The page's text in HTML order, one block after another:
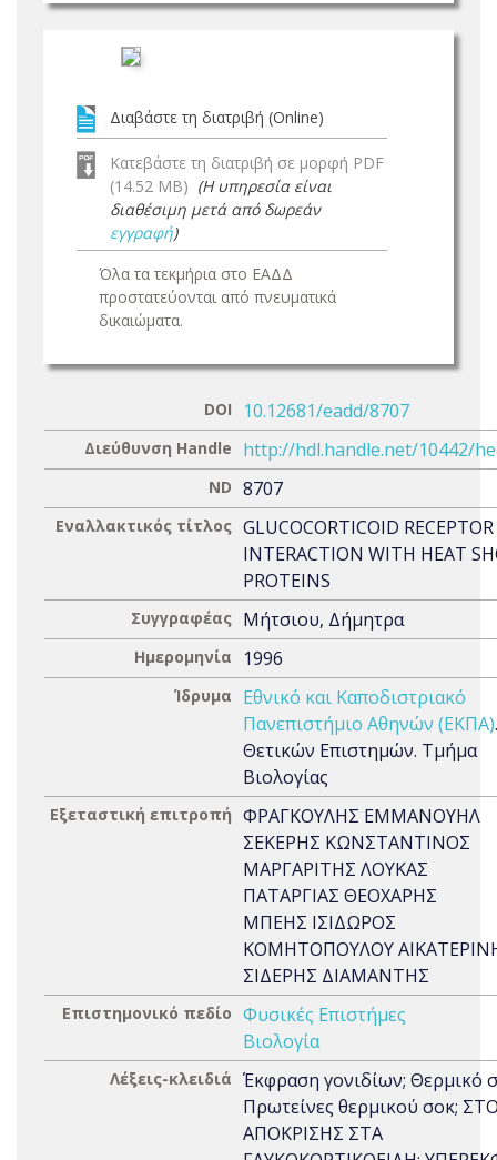
Διαβάστε τη διατριβή (Online)
Κατεβάστε τη διατριβή σε μορφή PDF
(14.52 MB) (Η υπηρεσία είναι
διαθέσιμη μετά από δωρεάν
εγγραφή)
Όλα τα τεκμήρια στο ΕΑΔΔ
προστατεύονται από πνευματικά
δικαιώματα.
DOI 10.12681/eadd/8707
Διεύθυνση Handle http://hdl.handle.net/10442/
ND 8707
Εναλλακτικός τίτλος GLUCOCORTICOID RECEPTOR
INTERACTION WITH HEAT
PROTEINS
Συγγραφέας Μήτσιου, Δήμητρα
Ημερομηνία 1996
Ίδρυμα
Εθνικό και Καποδιστριακό
Πανεπιστήμιο Αθηνών (ΕΚΠΑ)
Θετικών Επιστημών. Τμήμα
Βιολογίας
Εξεταστική επιτροπή ΦΡΑΓΚΟΥΛΗΣ ΕΜΜΑΝΟΥΗΛ
ΣΕΚΕΡΗΣ ΚΩΝΣΤΑΝΤΙΝΟΣ
ΜΑΡΓΑΡΙΤΗΣ ΛΟΥΚΑΣ
ΠΑΤΑΡΓΙΑΣ ΘΕΟΧΑΡΗΣ
ΜΠΕΗΣ ΙΣΙΔΩΡΟΣ
ΚΟΜΗΤΟΠΟΥΛΟΥ
ΣΙΔΕΡΗΣ ΔΙΑΜΑΝΤΗΣ
Επιστημονικό πεδίο Φυσικές Επιστήμες
Βιολογία
Λέξεις-κλειδιά Έκφραση γονιδίων; Θερμικό
Πρωτείνες θερμικού σοκ;
ΑΠΟΚΡΙΣΗΣ ΣΤΑ